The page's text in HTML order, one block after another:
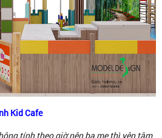
Kid Cafe
tính theo giờ nên ba mẹ thì yên tâm